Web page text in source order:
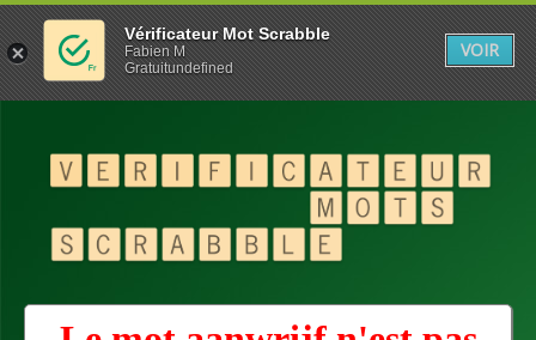
Vérificateur Mot Scrabble
Fabien M
Gratuitundefined
VOIR